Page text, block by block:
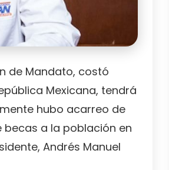
de Mandato, costó
Mexicana, tendrá
hubo acarreo de
a la población en
Andrés Manuel